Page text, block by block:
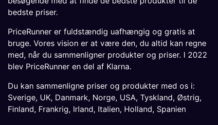
bedste priser.
PriceRunner er fuldstændig uafhængig og gratis at
bruge. Vores vision er at være den, du altid kan regne
med, når du sammenligner produkter og priser. I 2022
blev PriceRunner en del af Klarna.
Du kan sammenligne priser og produkter med os i:
Sverige, UK, Danmark, Norge, USA, Tyskland, Østrig,
Finland, Frankrig, Irland, Italien, Holland, Spanien